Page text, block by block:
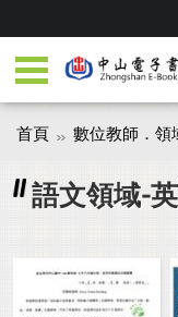
首頁 數位教師．領
語文領域-